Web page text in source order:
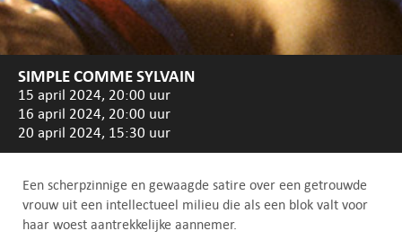
SIMPLE COMME SYLVAIN
15 april 2024, 20:00 uur
16 april 2024, 20:00 uur
20 april 2024, 15:30 uur
Een scherpzinnige en gewaagde satire over een getrouwde
vrouw uit een intellectueel milieu die als een blok valt voor
haar woest aantrekkelijke aannemer.